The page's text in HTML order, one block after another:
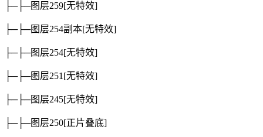
├─├─图层259[无特效]
├─├─图层254副本[无特效]
├─├─图层254[无特效]
├─├─图层251[无特效]
├─├─图层245[无特效]
├─├─图层250[正片叠底]